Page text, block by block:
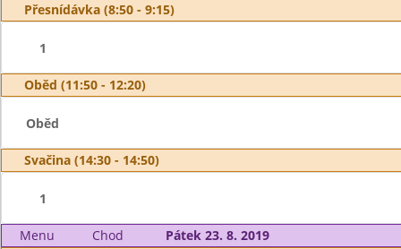
Přesnídávka (8:50 - 9:15)
1
Oběd (11:50 - 12:20)
Oběd
Svačina (14:30 - 14:50)
1
Menu Chod
Pátek 23. 8. 2019